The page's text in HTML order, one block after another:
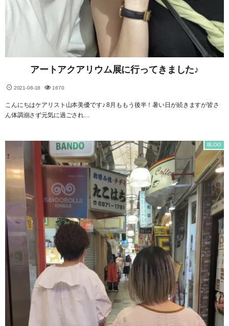
アートアクアリウム展に行ってきました♪
2021-08-18 1670
こんにちはケアリスト山本美優です♪ 8月ももう後半！暑い日が続きますが皆さ
ん体調崩さず元気に過ごされ…
BLOG